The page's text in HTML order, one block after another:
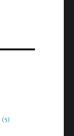
(5)